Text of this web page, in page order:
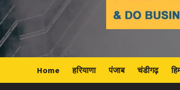
Home हरियाणा पंजाब चंडीगढ़